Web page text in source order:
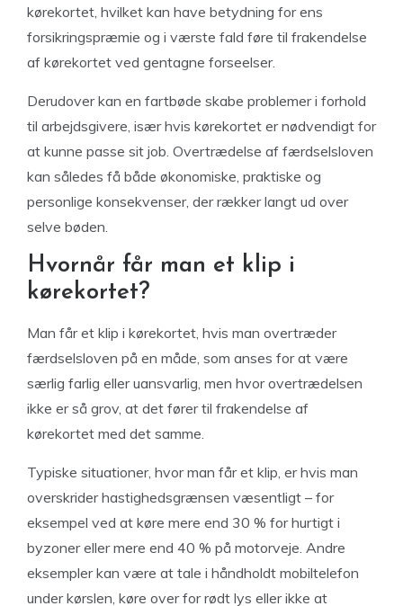
kørekortet, hvilket kan have betydning for ens
forsikringspræmie og i værste fald føre til frakendelse
af kørekortet ved gentagne forseelser.
Derudover kan en fartbøde skabe problemer i forhold
til arbejdsgivere, især hvis kørekortet er nødvendigt for
at kunne passe sit job. Overtrædelse af færdselsloven
kan således få både økonomiske, praktiske og
personlige konsekvenser, der rækker langt ud over
selve bøden.
Hvornår får man et klip i
kørekortet?
Man får et klip i kørekortet, hvis man overtræder
færdselsloven på en måde, som anses for at være
særlig farlig eller uansvarlig, men hvor overtrædelsen
ikke er så grov, at det fører til frakendelse af
kørekortet med det samme.
Typiske situationer, hvor man får et klip, er hvis man
overskrider hastighedsgrænsen væsentligt – for
eksempel ved at køre mere end 30 % for hurtigt i
byzoner eller mere end 40 % på motorveje. Andre
eksempler kan være at tale i håndholdt mobiltelefon
under kørslen, køre over for rødt lys eller ikke at